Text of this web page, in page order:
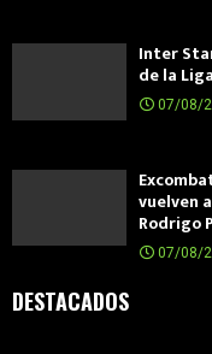
Inter
de la
07/08/
vuelven
Rodrigo
07/08/
DESTACADOS